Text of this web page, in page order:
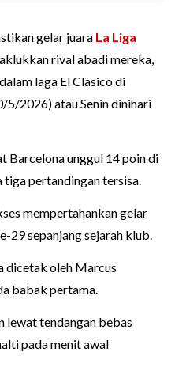
gelar juara La Liga
rival abadi mereka,
laga El Clasico di
5/2026) atau Senin dinihari
Barcelona unggul 14 poin di
tiga pertandingan tersisa.
mempertahankan gelar
29 sepanjang sejarah klub.
dicetak oleh Marcus
babak pertama.
lewat tendangan bebas
pada menit awal